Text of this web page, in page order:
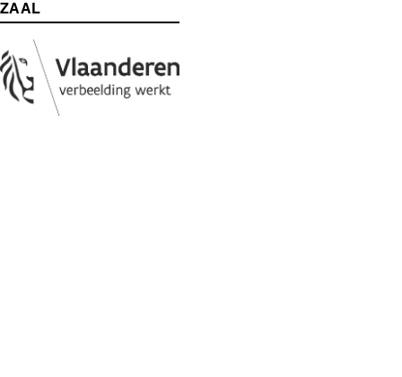
ZAAL
Media
Afbeelding